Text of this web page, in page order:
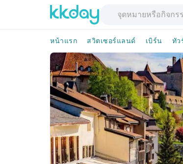
หน้าแรก สวิตเซอร์แลนด์ เบิร์น ทัว